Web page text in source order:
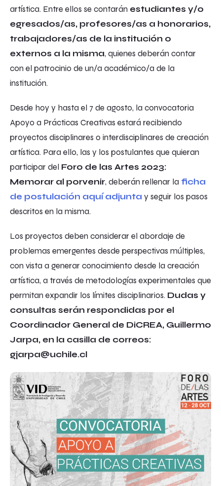
artística. Entre ellos se contarán estudiantes y/o
egresados/as, profesores/as a honorarios,
trabajadores/as de la institución o
externos a la misma, quienes deberán contar
con el patrocinio de un/a académico/a de la
institución.
Desde hoy y hasta el 7 de agosto, la convocatoria
Apoyo a Prácticas Creativas estará recibiendo
proyectos disciplinares o interdisciplinares de creación
artística. Para ello, las y los postulantes que quieran
participar del Foro de las Artes 2023:
Memorar al porvenir, deberán rellenar la ficha
de postulación aquí adjunta y seguir los pasos
descritos en la misma.
Los proyectos deben considerar el abordaje de
problemas emergentes desde perspectivas múltiples,
con vista a generar conocimiento desde la creación
artística, a través de metodologías experimentales que
permitan expandir los límites disciplinarios. Dudas y
consultas serán respondidas por el
Coordinador General de DiCREA, Guillermo
Jarpa, en la casilla de correos:
gjarpa@uchile.cl